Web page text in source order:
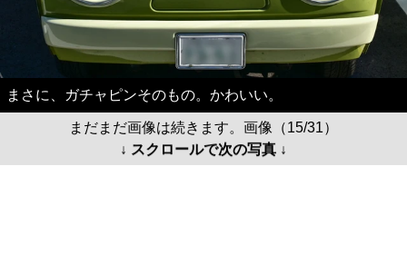
まさに、ガチャピンそのもの。かわいい。
まだまだ画像は続きます。画像（15/31）
↓ スクロールで次の写真 ↓